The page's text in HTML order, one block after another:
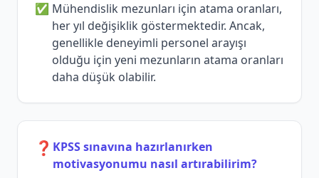
Mühendislik mezunları için atama oranları,
her yıl değişiklik göstermektedir. Ancak,
genellikle deneyimli personel arayışı
olduğu için yeni mezunların atama oranları
daha düşük olabilir.
❓ KPSS sınavına hazırlanırken
motivasyonumu nasıl artırabilirim?